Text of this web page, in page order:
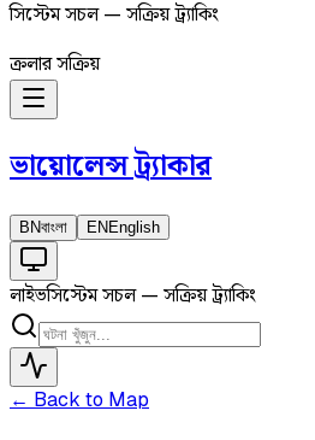
সিস্টেম সচল — সক্রিয় ট্র্যাকিং
ক্রলার সক্রিয়
ভায়োলেন্সট্র্যাকার
BNবাংলা EN English
লাইভসিস্টেম সচল — সক্রিয় ট্র্যাকিং
← Back to Map